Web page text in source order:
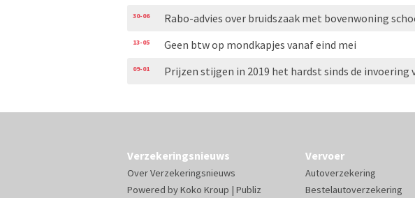
30-06 Rabo-advies over bruidszaak met bovenwoning
13-05 Geen btw op mondkapjes vanaf eind mei
09-01 Prijzen stijgen in 2019 het hardst sinds de invoering
Verzekeringsnieuws
Over Verzekeringsnieuws
Powered byKoko Kroup | Publiz
Vervoer
Autoverzekering
Bestelautoverzekering